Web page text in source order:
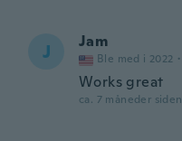
J Jam
Ble med i 2022 ·
Works great
ca. 7 måneder siden